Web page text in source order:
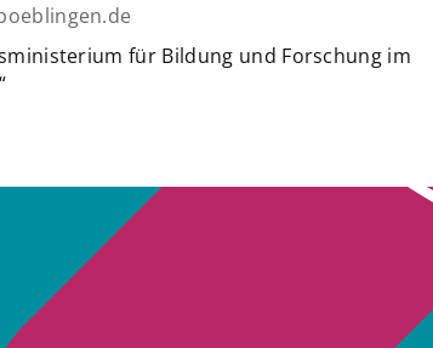
für Bildung und Forschung im